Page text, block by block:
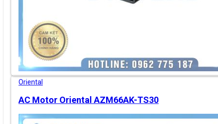
Oriental
AC Motor Oriental AZM66AK-TS30